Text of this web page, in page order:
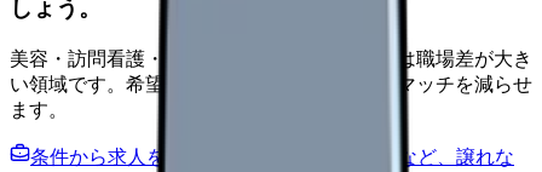
しょう。
美容・訪問看護・クリニック・夜勤なしなどは職場差が大き
い領域です。希望条件を先に整理するとミスマッチを減らせ
ます。
条件から求人を見る
夜勤回数・残業・通勤など、譲れな